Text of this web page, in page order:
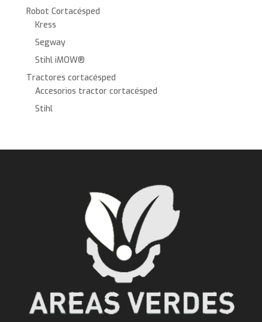
Robot Cortacésped
Kress
Segway
Stihl iMOW®
Tractores cortacésped
Accesorios tractor cortacésped
Stihl